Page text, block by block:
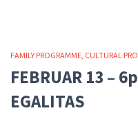
FAMILY PROGRAMME CULTURAL
FEBRUAR 13 –
EGALITAS